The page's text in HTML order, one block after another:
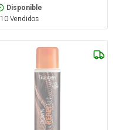
Disponible
Vendidos